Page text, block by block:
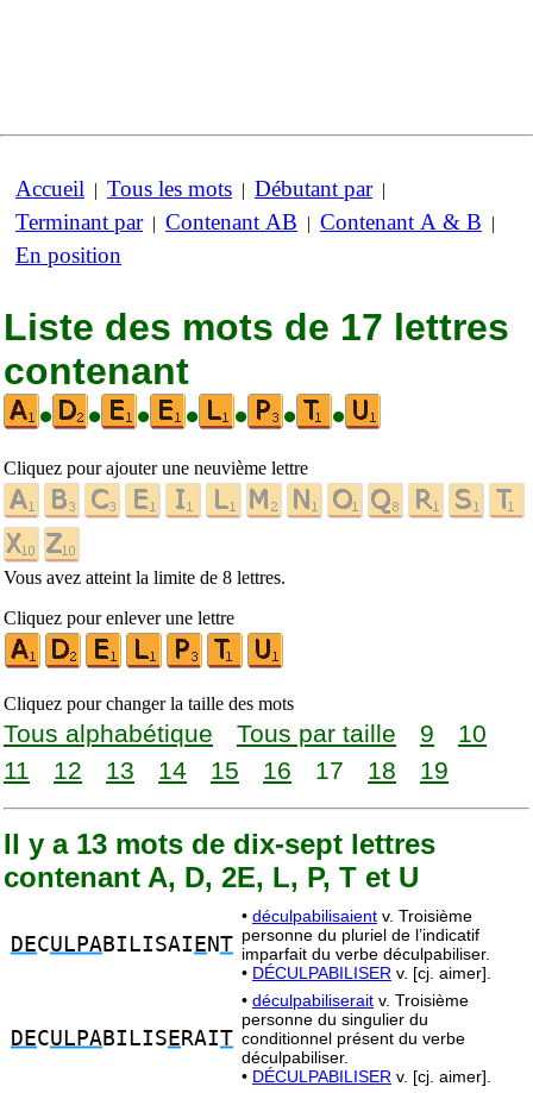
Accueil | Tous les mots | Débutant par|
Terminant par| Contenant AB | Contenant A & B |
En position
Liste des mots de 17 lettres
contenant
•
• • • • • •
Cliquez pour ajouter une neuvième lettre
Vous avez atteint la limite de 8 lettres.
Cliquez pour enlever une lettre
Cliquez pour changer la taille des mots
Tous alphabétique Tous par taille 9
10
11
12 13 14 15 16 17 18 19
Il y a 13 mots de dix-sept lettres
contenant A, D, 2E, L, P, T et U
DECULPABILISAI E NT
• déculpabilisaient v. Troisième
personne du pluriel de l’indicatif
imparfait du verbe déculpabiliser.
• DÉCULPABILISER v. [cj. aimer].
DECULPABILIS E RAIT
• déculpabiliserait v. Troisième
personne du singulier du
conditionnel présent du verbe
déculpabiliser.
• DÉCULPABILISER v. [cj. aimer].